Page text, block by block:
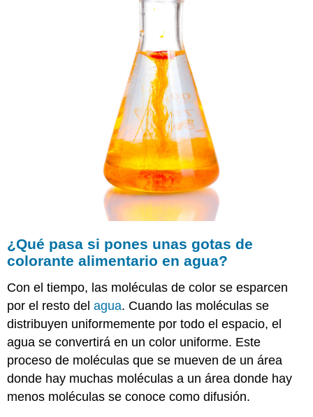
¿Qué pasa si pones unas gotas de
colorante alimentario enagua?
Con el tiempo, las moléculas de color se esparcen
por el resto delagua. Cuando las moléculas se
distribuyen uniformemente por todo el espacio, el
agua se convertirá en un color uniforme. Este
proceso de moléculas que se mueven de un área
donde hay muchas moléculas a un área donde hay
menos moléculas se conoce como difusión.